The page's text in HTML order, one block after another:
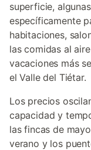
superficie,
específicamente
habitaciones,
las comidas al
vacaciones más
el Valle del Tiétar.
Los precios
capacidad y
las fincas de
verano y los